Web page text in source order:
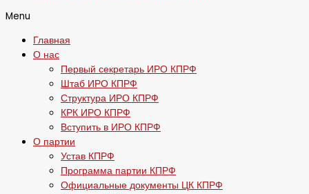
Menu
Главная
О нас
Первый секретарь ИРО КПРФ
Штаб ИРО КПРФ
Структура ИРО КПРФ
КРК ИРО КПРФ
Вступить в ИРО КПРФ
О партии
Устав КПРФ
Программа партии КПРФ
Официальные документы ЦК КПРФ